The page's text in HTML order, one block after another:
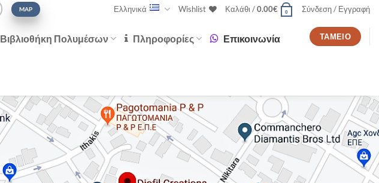
MAP Ελληνικά Wishlist Καλάθι /0.00€ 0 Σύνδεση / Εγγραφή
Βιβλιοθήκη Πολυμέσων Πληροφορίες Επικοινωνία ΤΑΜΕΊΟ